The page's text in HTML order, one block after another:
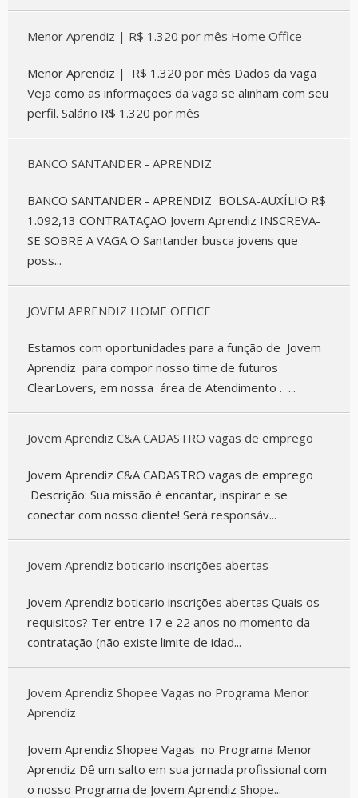
Menor Aprendiz | R$ 1.320 por mês Home Office
Menor Aprendiz | R$ 1.320 por mês Dados da vaga
Veja como as informações da vaga se alinham com seu
perfil. Salário R$ 1.320 por mês
BANCO SANTANDER - APRENDIZ
BANCO SANTANDER - APRENDIZ BOLSA-AUXÍLIO R$
1.092,13 CONTRATAÇÃO Jovem Aprendiz INSCREVA-
SE SOBRE A VAGA O Santander busca jovens que
poss...
JOVEM APRENDIZ HOME OFFICE
Estamos com oportunidades para a função de Jovem
Aprendiz para compor nosso time de futuros
ClearLovers, em nossa área de Atendimento . ...
Jovem Aprendiz C&A CADASTRO vagas de emprego
Jovem Aprendiz C&A CADASTRO vagas de emprego
Descrição: Sua missão é encantar, inspirar e se
conectar com nosso cliente! Será responsáv...
Jovem Aprendiz boticario inscrições abertas
Jovem Aprendiz boticario inscrições abertas Quais os
requisitos? Ter entre 17 e 22 anos no momento da
contratação (não existe limite de idad...
Jovem Aprendiz Shopee Vagas no Programa Menor
Aprendiz
Jovem Aprendiz Shopee Vagas no Programa Menor
Aprendiz Dê um salto em sua jornada profissional com
o nosso Programa de Jovem Aprendiz Shope...